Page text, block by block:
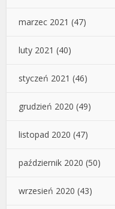
marzec 2021 (47)
luty 2021 (40)
styczeń 2021 (46)
grudzień 2020 (49)
listopad 2020 (47)
październik 2020 (50)
wrzesień 2020 (43)